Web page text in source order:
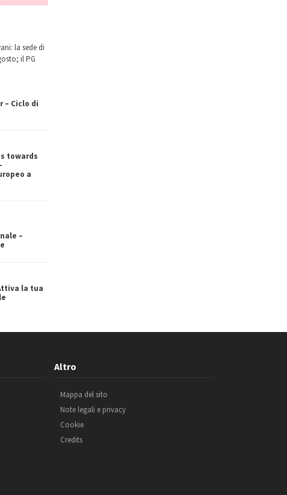
la sede di
il PG
– Ciclo di
towards
a
–
la tua
Altro
Mappa del sito
Note legali e privacy
Cookie
Credits